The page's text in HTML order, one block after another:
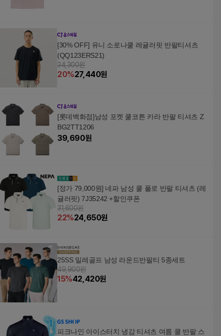
[30% OFF] 유니 소로나쿨 레귤러핏 반팔티셔츠
(QQ123ERS21)
34,300원
20%27,440원
[롯데백화점]남성 포켓 쿨코튼 카라 반팔 티셔츠 Z
BG2TT1206
39,690원
[정가 79,000원] 네파 남성 쿨 폴로 반팔 티셔츠 (레
귤러핏) 7J35242 +할인쿠폰
31,600원
22%24,650원
25SS 밀레골프 남성 라운드반팔티 5종세트
49,900원
15%42,420원
피크나인 아이스터치 냉감 티셔츠 여름 쿨 반팔 스